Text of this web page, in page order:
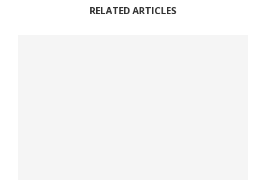
RELATED ARTICLES